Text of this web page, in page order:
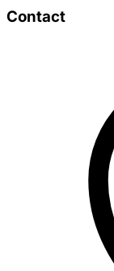
Contact